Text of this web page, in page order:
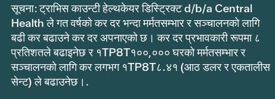
सूचना: ट्राभिस काउन्टी हेल्थकेयर डिस्ट्रिक्ट d/b/a Central
Health ले गत वर्षको कर दर भन्दा मर्मतसम्भार र सञ्चालनको लागि
बढी कर बढाउने कर दर अपनाएको छ। कर दर प्रभावकारी रूपमा ८
प्रतिशतले बढाइनेछ र १TP8T१००,००० घरको मर्मतसम्भार र
सञ्चालनको लागि कर लगभग १TP8T८.४१ (आठ डलर र एकतालीस
सेन्ट) ले बढाउनेछ।.